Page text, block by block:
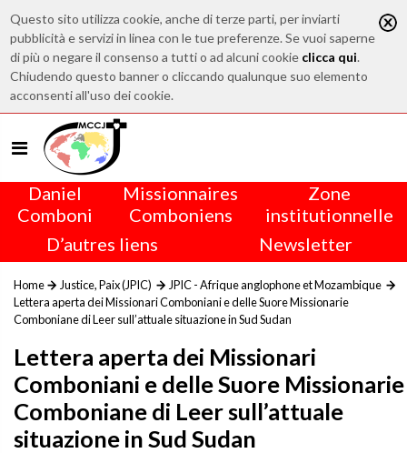
Questo sito utilizza cookie, anche di terze parti, per inviarti
pubblicità e servizi in linea con le tue preferenze. Se vuoi saperne
di più o negare il consenso a tutti o ad alcuni cookie clicca qui.
Chiudendo questo banner o cliccando qualunque suo elemento
acconsenti all'uso dei cookie.
Daniel
Comboni
Missionnaires
Comboniens
Zone
institutionnelle
D’autres liens
Newsletter
Home Justice, Paix (JPIC)
JPIC - Afrique anglophone et Mozambique
Lettera aperta dei Missionari Comboniani e delle Suore Missionarie
Comboniane di Leer sull’attuale situazione in Sud Sudan
Lettera aperta dei Missionari
Comboniani e delle Suore Missionarie
Comboniane di Leer sull’attuale
situazione in Sud Sudan